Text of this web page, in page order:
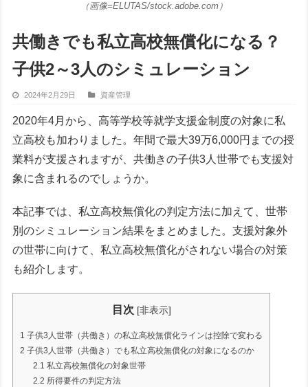
（画像=ELUTAS/stock.adobe.com）
共働きでも私立高校無償化になる？
子供2～3人のシミュレーション
2024年2月29日 資産管理
2020年4月から、高等学校等就学支援金制度の対象に私
立高校も加わりました。年間で最大39万6,000円までの授
業料が支援されますが、共働きの子供3人世帯でも支援対
象に含まれるのでしょうか。
本記事では、私立高校無償化の判定方法に加えて、世帯
別のシミュレーション結果をまとめました。支援対象外
の世帯に向けて、私立高校無償化がされない場合の対策
も紹介します。
目次 [非表示]
1 子供3人世帯（共働き）の私立高校無償化ラインは控除で変わる
2 子供3人世帯（共働き）でも私立高校無償化の対象になるのか
2.1 私立高校無償化の対象世帯
2.2 所得要件の判定方法